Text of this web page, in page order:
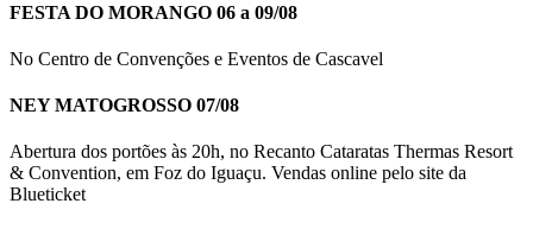
FESTA DO MORANGO 06 a 09/08
No Centro de Convenções e Eventos de Cascavel
NEY MATOGROSSO 07/08
Abertura dos portões às 20h, no Recanto Cataratas Thermas Resort
& Convention, em Foz do Iguaçu. Vendas online pelo site da
Blueticket